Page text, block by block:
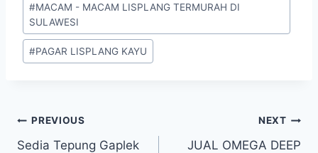
#MACAM - MACAM LISPLANG TERMURAH DI
SULAWESI
#PAGAR LISPLANG KAYU
PREVIOUS
Sedia Tepung Gaplek
NEXT
JUAL OMEGA DEEP